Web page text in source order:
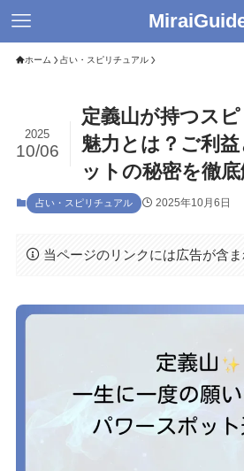
ホーム 占い・スピリチュアル
定義山が持つス
魅力とは？ご利
ットの秘密を徹
2025
10/06
占い・スピリチュアル 2025年10月6日
当ページのリンクには広告が含ま